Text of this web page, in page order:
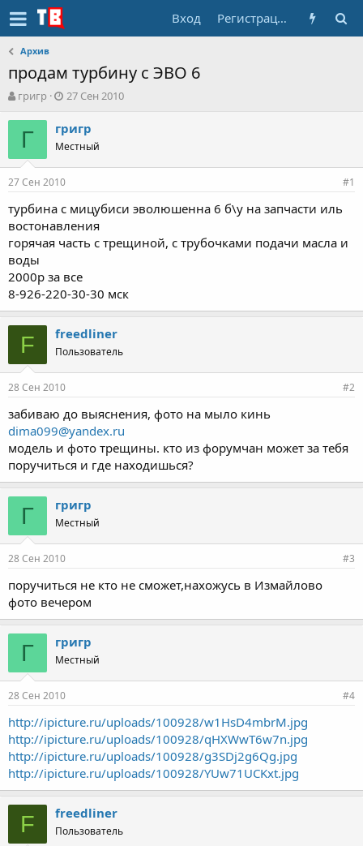
Вход Регистрация
Архив
продам турбину с ЭВО 6
А
т
т
е
ы
григр
Д
т
н
а
ч
л
а
27 Сен 2010
Г григр
Местный
27 Сен 2010 #1
турбина с мицубиси эволюшенна 6 б\у на запчасти иль
востонавления
горячая часть с трещиной, с трубочками подачи масла и
воды
2000р за все
8-926-220-30-30 мск
F freedliner
Пользователь
28 Сен 2010 #2
забиваю до выяснения, фото на мыло кинь
dima099@yandex.ru
модель и фото трещины. кто из форумчан может за тебя
поручиться и где находишься?
Г григр
Местный
28 Сен 2010 #3
поручиться не кто не сможет,нахожусь в Измайлово
фото вечером
Г григр
Местный
28 Сен 2010 #4
http://ipicture.ru/uploads/100928/w1HsD4mbrM.jpg
http://ipicture.ru/uploads/100928/qHXWwT6w7n.jpg
http://ipicture.ru/uploads/100928/g3SDj2g6Qg.jpg
http://ipicture.ru/uploads/100928/YUw71UCKxt.jpg
F freedliner
Пользователь